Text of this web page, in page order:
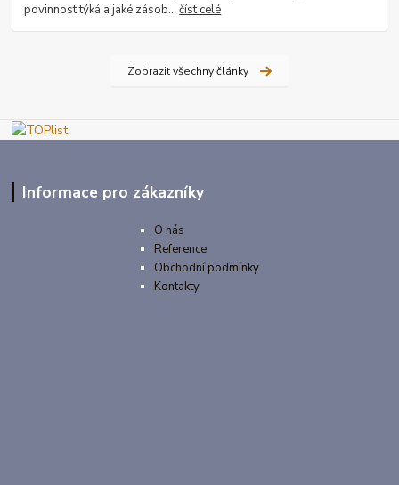
povinnost týká a jaké zásob...číst celé
Zobrazit všechny články
Informace pro zákazníky
O nás
Reference
Obchodní podmínky
Kontakty